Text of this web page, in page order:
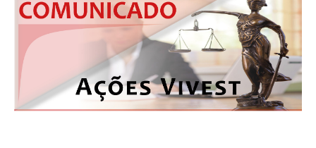
CURSOS
ENGENHEIRO EMPREENDEDOR
SEESP EDUCAÇÃO
PLATAFORMAS GRATUITAS